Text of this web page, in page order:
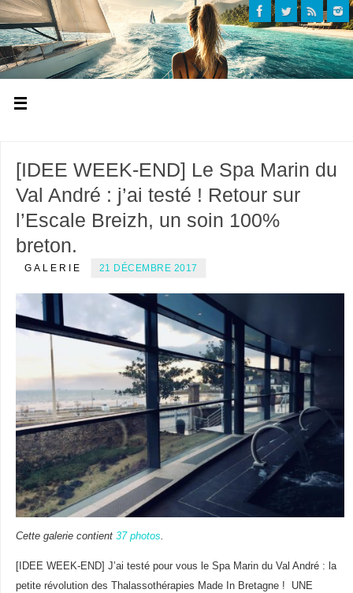
[IDEE WEEK-END] Le Spa Marin du
Val André : j’ai testé ! Retour sur
l’Escale Breizh, un soin 100%
breton.
GALERIE 21 DÉCEMBRE 2017
Cette galerie contient 37 photos
[IDEE WEEK-END] J’ai testé pour vous le Spa Marin du Val André : la
petite révolution des Thalassothérapies Made In Bretagne ! UNE